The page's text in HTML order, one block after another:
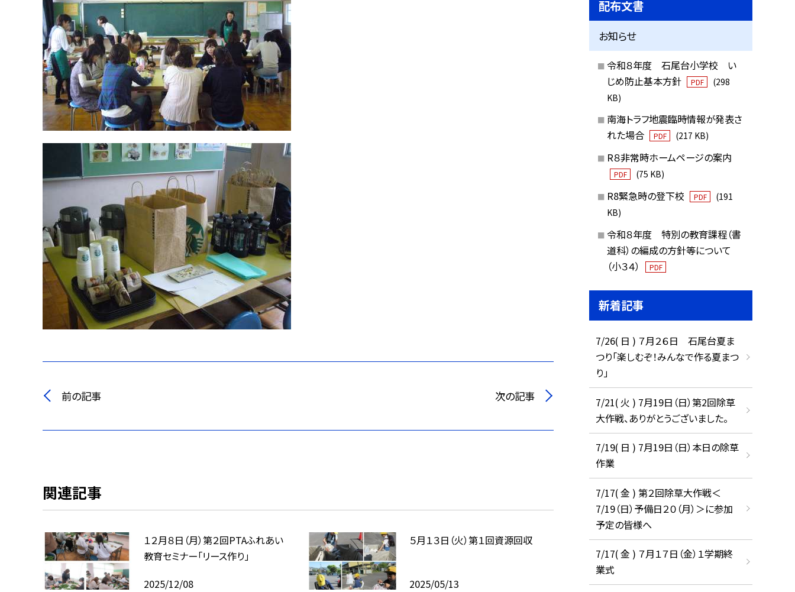
前の記事 次の記事
関連記事
１２月８日（月）第２回PTAふれあい
教育セミナー「リース作り」
2025/12/08
５月１３日（火）第１回資源回収
2025/05/13
配布文書
お知らせ
令和８年度 石尾台小学校 い
じめ防止基本方針
PDF
(298
KB)
南海トラフ地震臨時情報が発表さ
れた場合
PDF (217 KB)
R８非常時ホームページの案内
PDF (75 KB)
R8緊急時の登下校 PDF
(191
KB)
令和８年度 特別の教育課程（書
道科）の編成の方針等について
（小３４）
PDF
新着記事
7/26( 日 ) ７月２６日 石尾台夏ま
つり「楽しむぞ！みんなで作る夏まつ
り」
7/21( 火 ) 7月19日（日）第2回除草
大作戦、ありがとうございました。
7/19( 日 ) 7月19日（日）本日の除草
作業
7/17( 金 ) 第２回除草大作戦＜
7/19（日）予備日２０（月）＞に参加
予定の皆様へ
7/17( 金 ) ７月１７日（金）１学期終
業式